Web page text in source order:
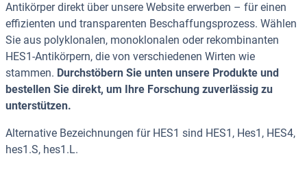
Antikörper direkt über unsere Website erwerben – für einen
effizienten und transparenten Beschaffungsprozess. Wählen
Sie aus polyklonalen, monoklonalen oder rekombinanten
HES1-Antikörpern, die von verschiedenen Wirten wie
stammen. Durchstöbern Sie unten unsere Produkte und
bestellen Sie direkt, um Ihre Forschung zuverlässig zu
unterstützen.
Alternative Bezeichnungen für HES1 sind HES1, Hes1, HES4,
hes1.S, hes1.L.